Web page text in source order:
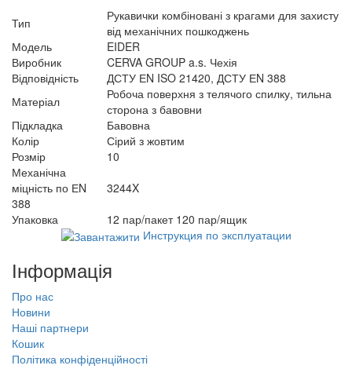
Тип
Рукавички комбіновані з крагами для захисту
від механічних пошкоджень
Модель
EIDER
Виробник
CERVA GROUP a.s. Чехія
Відповідність
ДСТУ ЕN ISO 21420, ДСТУ ЕN 388
Матеріал
Робоча поверхня з телячого спилку, тильна
сторона з бавовни
Підкладка
Бавовна
Колір
Сірий з жовтим
Розмір
10
Механічна
міцність по ЕN
388
3244X
Упаковка
12 пар/пакет 120 пар/ящик
Инструкция по эксплуатации
Інформація
Про нас
Новини
Наші партнери
Кошик
Політика конфіденційності